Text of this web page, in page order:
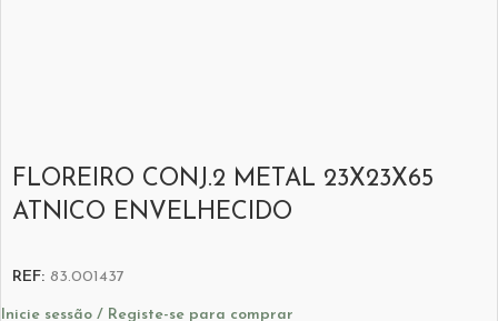
FLOREIRO CONJ.2 METAL 23X23X65
ATNICO ENVELHECIDO
REF: 83.001437
Inicie sessão / Registe-se para comprar